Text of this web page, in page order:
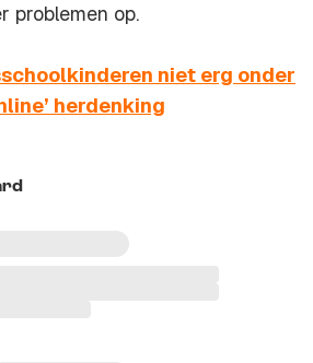
problemen op.
niet erg onder
herdenking